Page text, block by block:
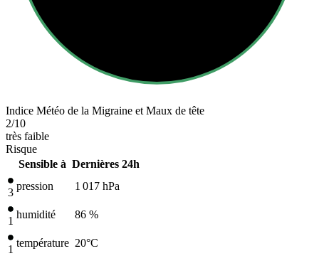
Indice Météo de la Migraine et Maux de tête
2/10
très faible
Risque
Sensible à Dernières 24h
3
pression 1 017 hPa
1
humidité 86 %
1
température 20°C